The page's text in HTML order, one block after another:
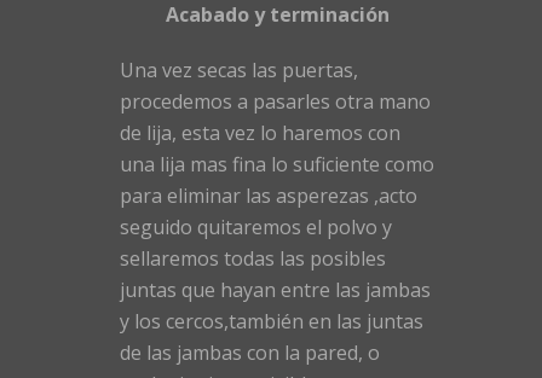
Acabado y terminación
Una vez secas las puertas,
procedemos a pasarles otra mano
de lija, esta vez lo haremos con
una lija mas fina lo suficiente como
para eliminar las asperezas ,acto
seguido quitaremos el polvo y
sellaremos todas las posibles
juntas que hayan entre las jambas
y los cercos,también en las juntas
de las jambas con la pared, o